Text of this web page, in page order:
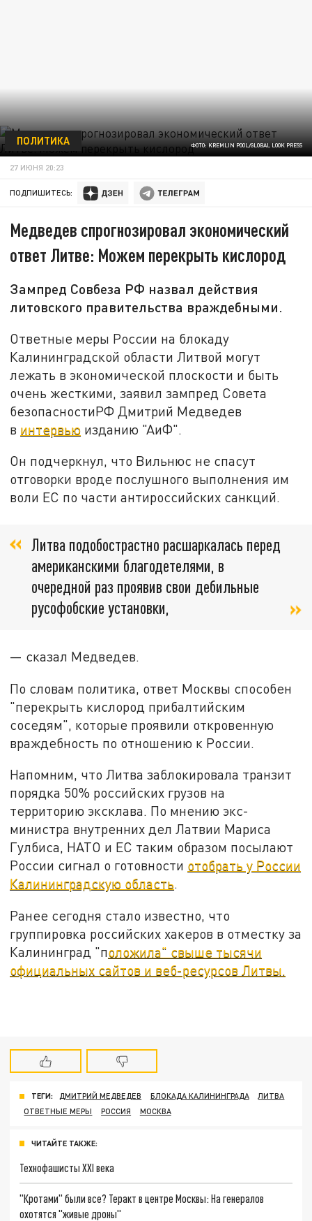
ФОТО: KREMLIN POOL/GLOBAL LOOK PRESS
ПОЛИТИКА
27 ИЮНЯ 20:23
ПОДПИШИТЕСЬ:
Медведев спрогнозировал экономический
ответ Литве: Можем перекрыть кислород
Зампред Совбеза РФ назвал действия
литовского правительства враждебными.
Ответные меры России на блокаду
Калининградской области Литвой могут
лежать в экономической плоскости и быть
очень жесткими, заявил зампред Совета
безопасностиРФ Дмитрий Медведев
в интервью изданию "АиФ".
Он подчеркнул, что Вильнюс не спасут
отговорки вроде послушного выполнения им
воли ЕС по части антироссийских санкций.
Литва подобострастно расшаркалась перед
американскими благодетелями, в
очередной раз проявив свои дебильные
русофобские установки,
— сказал Медведев.
По словам политика, ответ Москвы способен
"перекрыть кислород прибалтийским
соседям", которые проявили откровенную
враждебность по отношению к России.
Напомним, что Литва заблокировала транзит
порядка 50% российских грузов на
территорию эксклава. По мнению экс-
министра внутренних дел Латвии Мариса
Гулбиса, НАТО и ЕС таким образом посылают
России сигнал о готовности отобрать у России
Калининградскую область.
Ранее сегодня стало известно, что
группировка российских хакеров в отместку за
Калининград "положила" свыше тысячи
официальных сайтов и веб-ресурсов Литвы.
ТЕГИ: ДМИТРИЙ МЕДВЕДЕВ БЛОКАДА КАЛИНИНГРАДА
ЛИТВА
ОТВЕТНЫЕ МЕРЫ
РОССИЯ МОСКВА
ЧИТАЙТЕ ТАКЖЕ:
Технофашисты XXI века
"Кротами" были все? Теракт в центре Москвы: На генералов
охотятся "живые дроны"